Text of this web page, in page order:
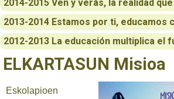
2014-2015 Ven y verás, la realidad
2013-2014 Estamos por ti, educamos
2012-2013 La educación multiplica el
ELKARTASUN Misioa
Eskolapioen